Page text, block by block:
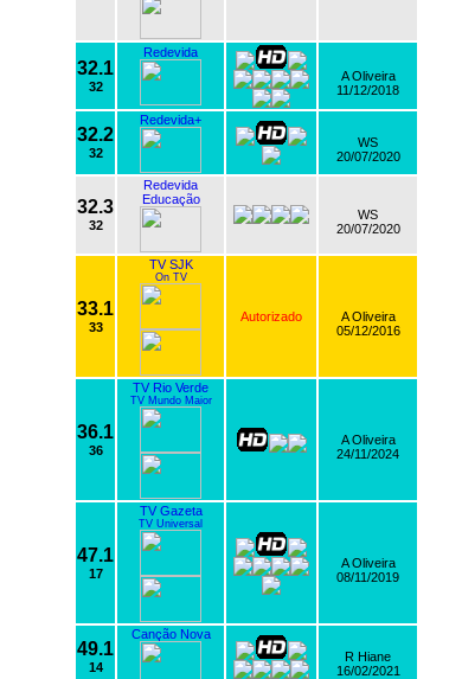
32.1
32
Redevida
A Oliveira
11/12/2018
32.2
32
Redevida+
WS
20/07/2020
32.3
32
Redevida
Educação
WS
20/07/2020
33.1
33
TV SJK
On TV
Autorizado
A Oliveira
05/12/2016
36.1
36
TV Rio Verde
TV Mundo Maior
A Oliveira
24/11/2024
47.1
17
TV Gazeta
TV Universal
A Oliveira
08/11/2019
49.1
14
Canção Nova
R Hiane
16/02/2021